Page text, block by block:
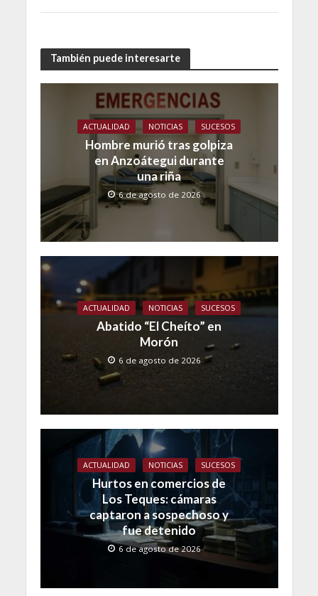
También puede interesarte
ACTUALIDAD NOTICIAS SUCESOS
Hombre murió tras golpiza
en Anzoátegui durante
una riña
6 de agosto de 2026
ACTUALIDAD NOTICIAS SUCESOS
Abatido “El Cheíto” en
Morón
6 de agosto de 2026
ACTUALIDAD NOTICIAS SUCESOS
Hurtos en comercios de
Los Teques: cámaras
captaron a sospechoso y
fue detenido
6 de agosto de 2026